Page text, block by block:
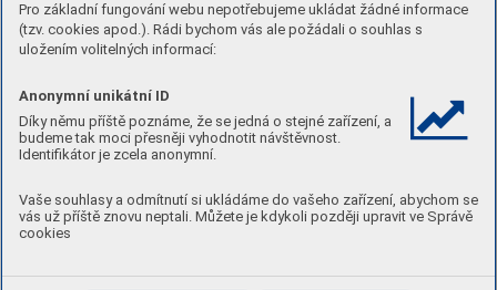
Pro základní fungování webu nepotřebujeme ukládat žádné informace
(tzv. cookies apod.). Rádi bychom vás ale požádali o souhlas s
uložením volitelných informací:
Anonymní unikátní ID
Díky němu příště poznáme, že se jedná o stejné zařízení, a
budeme tak moci přesněji vyhodnotit návštěvnost.
Identifikátor je zcela anonymní.
Vaše souhlasy a odmítnutí si ukládáme do vašeho zařízení, abychom se
vás už příště znovu neptali. Můžete je kdykoli později upravit ve Správě
cookies
Systém veřejných prostranství
Důležité trasy pěší prostupnosti územím ulicemi
a (na Šalamounku) a Od V
Hodnoty k ochraně a rozvoji
Barokní usedlost Bulovka, Gloriet, zahr ady a
lesopark.
Realizována v okolních sub-lokalitách.
Sport a rekreace